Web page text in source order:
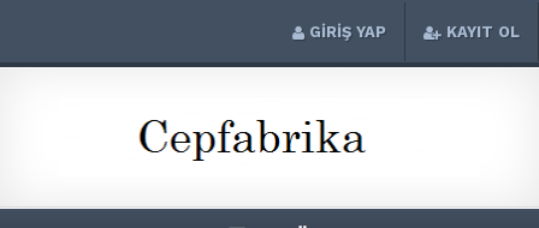
GİRİŞ YAP KAYIT OL